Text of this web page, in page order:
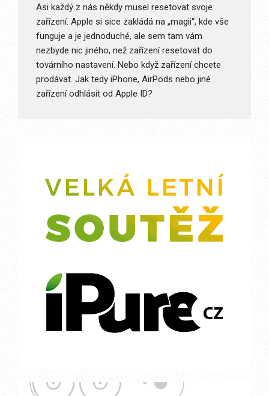
Asi každý z nás někdy musel resetovat svoje
zařízení. Apple si sice zakládá na „magii“, kde vše
funguje a je jednoduché, ale sem tam vám
nezbyde nic jiného, než zařízení resetovat do
továrního nastavení. Nebo když zařízení chcete
prodávat. Jak tedy iPhone, AirPods nebo jiné
zařízení odhlásit od Apple ID?